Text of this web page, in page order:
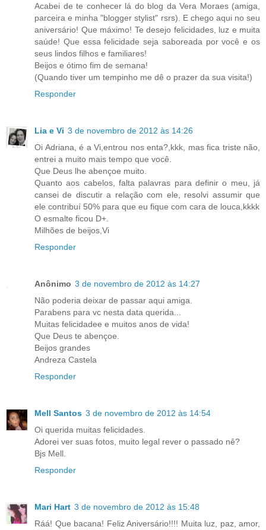
Acabei de te conhecer lá do blog da Vera Moraes (amiga,
parceira e minha "blogger stylist" rsrs). E chego aqui no seu
aniversário! Que máximo! Te desejo felicidades, luz e muita
saúde! Que essa felicidade seja saboreada por você e os
seus lindos filhos e familiares!
Beijos e ótimo fim de semana!
(Quando tiver um tempinho me dê o prazer da sua visita!)
Responder
Lia e Vi 3 de novembro de 2012 às 14:26
Oi Adriana, é a Vi,entrou nos enta?,kkk, mas fica triste não,
entrei a muito mais tempo que você.
Que Deus lhe abençoe muito.
Quanto aos cabelos, falta palavras para definir o meu, já
cansei de discutir a relação com ele, resolvi assumir que
ele contribuí 50% para que eu fique com cara de louca,kkkk
O esmalte ficou D+.
Milhões de beijos,Vi
Responder
Anônimo 3 de novembro de 2012 às 14:27
Não poderia deixar de passar aqui amiga.
Parabens para vc nesta data querida...
Muitas felicidadee e muitos anos de vida!
Que Deus te abençoe.
Beijos grandes
Andreza Castela
Responder
Mell Santos 3 de novembro de 2012 às 14:54
Oi querida muitas felicidades.
Adorei ver suas fotos, muito legal rever o passado nê?
Bjs Mell.
Responder
Mari Hart 3 de novembro de 2012 às 15:48
Ráá! Que bacana! Feliz Aniversário!!!! Muita luz, paz, amor,